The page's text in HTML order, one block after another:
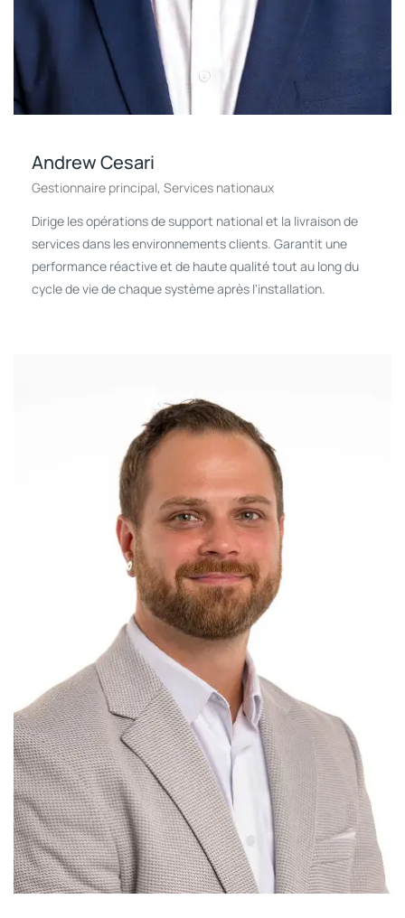
Andrew Cesari
Gestionnaire principal, Services nationaux
Dirige les opérations de support national et la livraison de
services dans les environnements clients. Garantit une
performance réactive et de haute qualité tout au long du
cycle de vie de chaque système après l'installation.